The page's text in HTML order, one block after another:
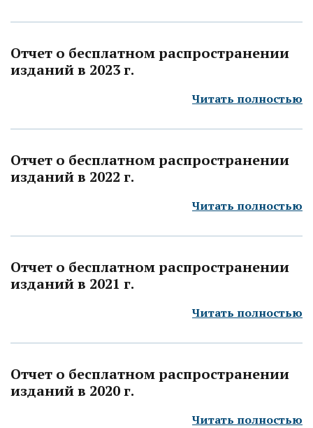
Отчет о бесплатном распространении
изданий в 2023 г.
Читать полностью
Отчет о бесплатном распространении
изданий в 2022 г.
Читать полностью
Отчет о бесплатном распространении
изданий в 2021 г.
Читать полностью
Отчет о бесплатном распространении
изданий в 2020 г.
Читать полностью